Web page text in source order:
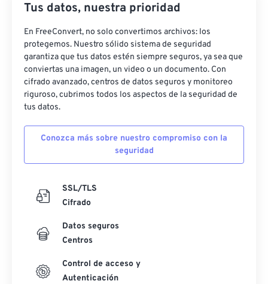
Tus datos, nuestra prioridad
En FreeConvert, no solo convertimos archivos: los
protegemos. Nuestro sólido sistema de seguridad
garantiza que tus datos estén siempre seguros, ya sea que
conviertas una imagen, un video o un documento. Con
cifrado avanzado, centros de datos seguros y monitoreo
riguroso, cubrimos todos los aspectos de la seguridad de
tus datos.
Conozca más sobre nuestro compromiso con la
seguridad
SSL/TLS
Cifrado
Datos seguros
Centros
Control de acceso y
Autenticación